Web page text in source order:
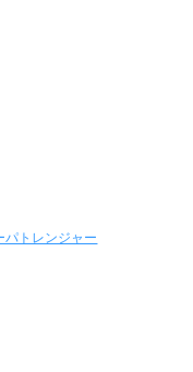
パトレンジャー